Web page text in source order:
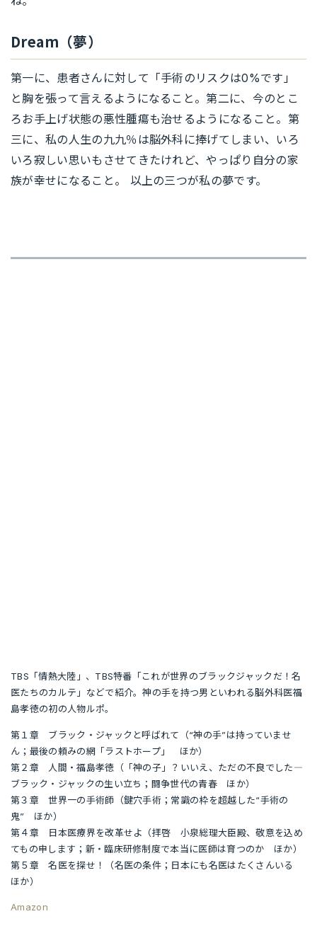
Dream（夢）
第一に、患者さんに対して「手術のリスクは0%です」
と胸を張って言えるようになること。第二に、今のとこ
ろお手上げ状態の悪性腫瘍も治せるようになること。第
三に、私の人生の九九％は脳外科に捧げてしまい、いろ
いろ寂しい思いもさせてきたけれど、やっぱり自分の家
族が幸せになること。 以上の三つが私の夢です。
TBS「情熱大陸」、TBS特番「これが世界のブラックジャックだ！名
医たちのカルテ」などで紹介。神の手を持つ男といわれる脳外科医福
島孝徳の初の人物ルポ。
第１章 ブラック・ジャックと呼ばれて（“神の手”は持っていませ
ん；最後の頼みの網「ラストホープ」 ほか）
第２章 人間・福島孝徳（「神の子」？いいえ、ただの不良でした―
ブラック・ジャックの生い立ち；闘争世代の青春 ほか）
第３章 世界一の手術師（鍵穴手術；常識の枠を超越した“手術の
鬼” ほか）
第４章 日本医療界を改革せよ（拝啓 小泉総理大臣殿、敬意を込め
てもの申します；新・臨床研修制度で本当に医師は育つのか ほか）
第５章 名医を探せ！（名医の条件；日本にも名医はたくさんいる
ほか）
Amazon